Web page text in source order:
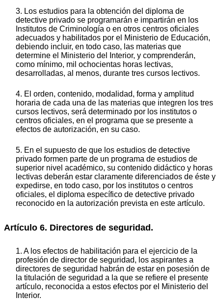
3. Los estudios para la obtención del diploma de
detective privado se programarán e impartirán en los
Institutos de Criminología o en otros centros oficiales
adecuados y habilitados por el Ministerio de Educación,
debiendo incluir, en todo caso, las materias que
determine el Ministerio del Interior, y comprenderán,
como mínimo, mil ochocientas horas lectivas,
desarrolladas, al menos, durante tres cursos lectivos.
4. El orden, contenido, modalidad, forma y amplitud
horaria de cada una de las materias que integren los tres
cursos lectivos, será determinado por los institutos o
centros oficiales, en el programa que se presente a
efectos de autorización, en su caso.
5. En el supuesto de que los estudios de detective
privado formen parte de un programa de estudios de
superior nivel académico, su contenido didáctico y horas
lectivas deberán estar claramente diferenciados de éste y
expedirse, en todo caso, por los institutos o centros
oficiales, el diploma específico de detective privado
reconocido en la autorización prevista en este artículo.
Artículo 6. Directores de seguridad.
1. A los efectos de habilitación para el ejercicio de la
profesión de director de seguridad, los aspirantes a
directores de seguridad habrán de estar en posesión de
la titulación de seguridad a la que se refiere el presente
artículo, reconocida a estos efectos por el Ministerio del
Interior.